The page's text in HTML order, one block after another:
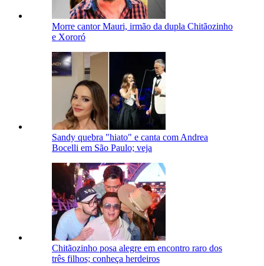
Morre cantor Mauri, irmão da dupla Chitãozinho
e Xororó
Sandy quebra "hiato" e canta com Andrea
Bocelli em São Paulo; veja
Chitãozinho posa alegre em encontro raro dos
três filhos; conheça herdeiros